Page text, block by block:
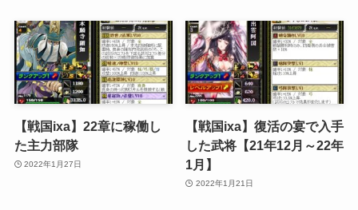
【戦国ixa】22章に稼働し
た主力部隊
2022年1月27日
【戦国ixa】復活の宴で入手
した武将【21年12月～22年
1月】
2022年1月21日